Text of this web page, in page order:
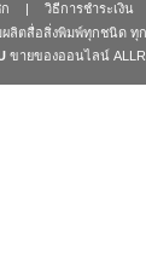
วิธีการชำระเงิน
ลิตสื่อสิ่งพิมพ์ทุกชนิด ทุก
ขายของออนไลน์